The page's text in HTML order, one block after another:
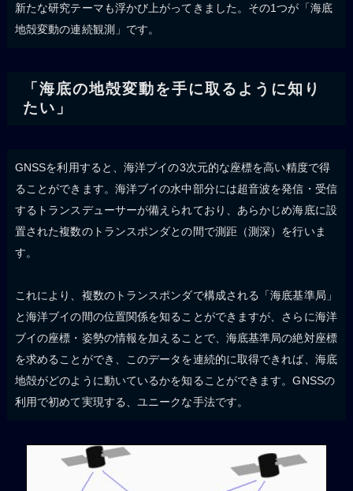
新たな研究テーマも浮かび上がってきました。その1つが「海底
地殻変動の連続観測」です。
「海底の地殻変動を手に取るように知り
たい」
GNSSを利用すると、海洋ブイの3次元的な座標を高い精度で得
ることができます。海洋ブイの水中部分には超音波を発信・受信
するトランスデューサーが備えられており、あらかじめ海底に設
置された複数のトランスポンダとの間で測距（測深）を行いま
す。
これにより、複数のトランスポンダで構成される「海底基準局」
と海洋ブイの間の位置関係を知ることができますが、さらに海洋
ブイの座標・姿勢の情報を加えることで、海底基準局の絶対座標
を求めることができ、このデータを連続的に取得できれば、海底
地殻がどのように動いているかを知ることができます。GNSSの
利用で初めて実現する、ユニークな手法です。